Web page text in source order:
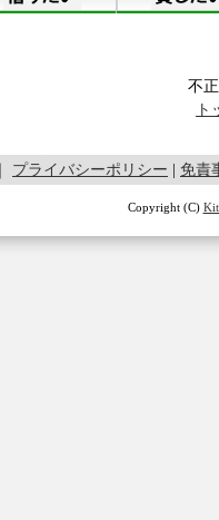
不
プライバシーポリシー 免責
Copyright (C)